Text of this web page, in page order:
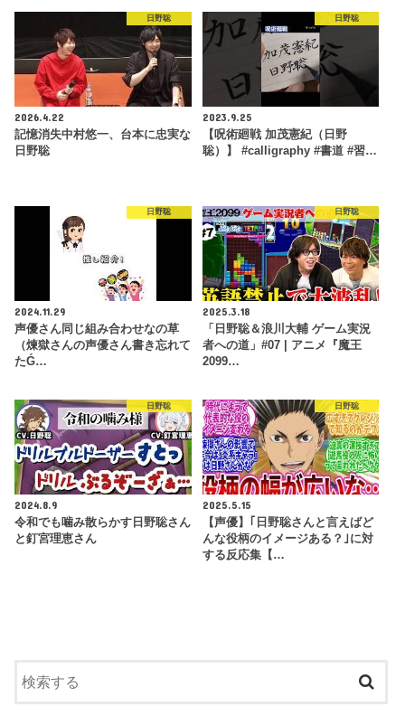
日野聡
2026.4.22
記憶消失中村悠一、台本に忠実な
日野聡
日野聡
2023.9.25
【呪術廻戦 加茂憲紀（日野
聡）】 #calligraphy #書道 #習…
日野聡
2024.11.29
声優さん同じ組み合わせなの草
（煉獄さんの声優さん書き忘れて
たǴ…
日野聡
2025.3.18
「日野聡＆浪川大輔 ゲーム実況
者への道」#07 | アニメ『魔王
2099…
日野聡
2024.8.9
令和でも噛み散らかす日野聡さん
と釘宮理恵さん
日野聡
2025.5.15
【声優】｢日野聡さんと言えばど
んな役柄のイメージある？｣に対
する反応集【…